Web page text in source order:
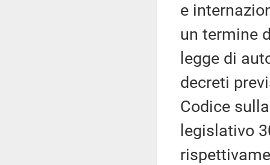
e
un termine
legge di
decreti
Codice
legislativo